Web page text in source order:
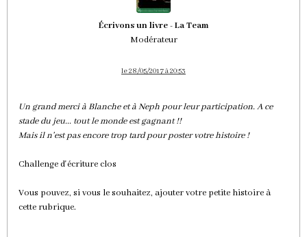
Écrivons un livre - La Team
Modérateur
le 28/05/2017 à 20:53
Un grand merci à Blanche et à Neph pour leur participation. A ce
stade du jeu... tout le monde est gagnant !!
Mais il n'est pas encore trop tard pour poster votre histoire !
Challenge d'écriture clos
Vous pouvez, si vous le souhaitez, ajouter votre petite histoire à
cette rubrique.